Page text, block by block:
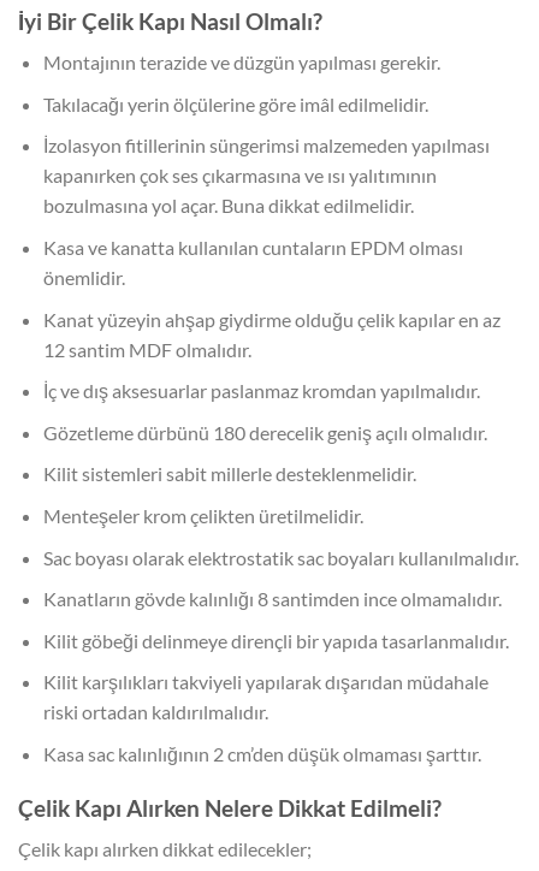
İyi Bir Çelik Kapı Nasıl Olmalı?
Montajının terazide ve düzgün yapılması gerekir.
Takılacağı yerin ölçülerine göre imâl edilmelidir.
İzolasyon fitillerinin süngerimsi malzemeden yapılması
kapanırken çok ses çıkarmasına ve ısı yalıtımının
bozulmasına yol açar. Buna dikkat edilmelidir.
Kasa ve kanatta kullanılan cuntaların EPDM olması
önemlidir.
Kanat yüzeyin ahşap giydirme olduğu çelik kapılar en az
12 santim MDF olmalıdır.
İç ve dış aksesuarlar paslanmaz kromdan yapılmalıdır.
Gözetleme dürbünü 180 derecelik geniş açılı olmalıdır.
Kilit sistemleri sabit millerle desteklenmelidir.
Menteşeler krom çelikten üretilmelidir.
Sac boyası olarak elektrostatik sac boyaları kullanılmalıdır.
Kanatların gövde kalınlığı 8 santimden ince olmamalıdır.
Kilit göbeği delinmeye dirençli bir yapıda tasarlanmalıdır.
Kilit karşılıkları takviyeli yapılarak dışarıdan müdahale
riski ortadan kaldırılmalıdır.
Kasa sac kalınlığının 2 cm’den düşük olmaması şarttır.
Çelik Kapı Alırken Nelere Dikkat Edilmeli?
Çelik kapı alırken dikkat edilecekler;